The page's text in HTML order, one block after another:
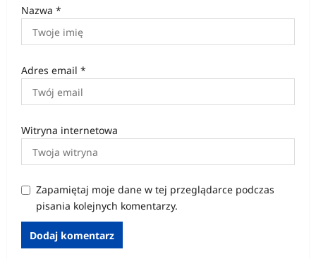
Nazwa *
Adres email *
Witryna internetowa
Zapamiętaj moje dane w tej przeglądarce podczas
pisania kolejnych komentarzy.